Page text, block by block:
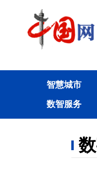
智慧城市
数智服务